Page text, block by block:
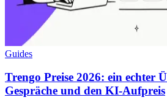
Guides
Trengo Preise 2026: ein echter
Gespräche und den KI-Aufpreis